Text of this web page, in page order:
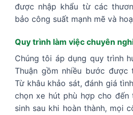
được nhập khẩu từ các
bảo công suất mạnh mẽ và
Quy trình làm việc chuyên
Chúng tôi áp dụng quy trình
Thuận gồm nhiều bước được
Từ khâu khảo sát, đánh giá
chọn xe hút phù hợp cho đến
sinh sau khi hoàn thành, mọi